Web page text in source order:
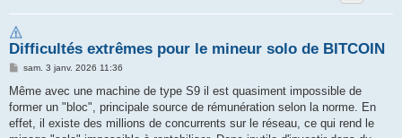
Difficultés extrêmes pour le mineur solo de BITCOIN
M
s
a
g
sam. 3 janv. 2026 11:36
Même avec une machine de type S9 il est quasiment impossible de
former un "bloc", principale source de rémunération selon la norme. En
effet, il existe des millions de concurrents sur le réseau, ce qui rend le